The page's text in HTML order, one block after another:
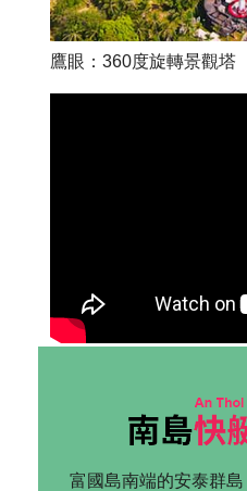
鷹眼：360度旋轉景觀塔
富國島南端的安泰群島